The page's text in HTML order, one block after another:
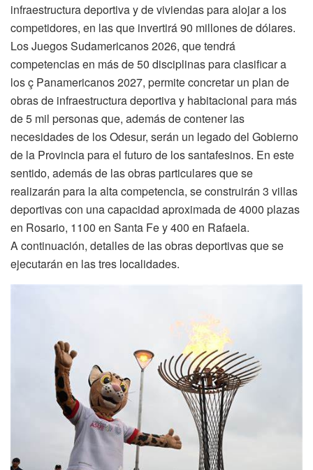
infraestructura deportiva y de viviendas para alojar a los
competidores, en las que invertirá 90 millones de dólares.
Los Juegos Sudamericanos 2026, que tendrá
competencias en más de 50 disciplinas para clasificar a
los ç Panamericanos 2027, permite concretar un plan de
obras de infraestructura deportiva y habitacional para más
de 5 mil personas que, además de contener las
necesidades de los Odesur, serán un legado del Gobierno
de la Provincia para el futuro de los santafesinos. En este
sentido, además de las obras particulares que se
realizarán para la alta competencia, se construirán 3 villas
deportivas con una capacidad aproximada de 4000 plazas
en Rosario, 1100 en Santa Fe y 400 en Rafaela.
A continuación, detalles de las obras deportivas que se
ejecutarán en las tres localidades.